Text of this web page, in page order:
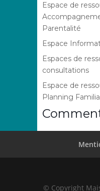
Espace de
Parentalité
Espace
Espaces de
consultations
Espace de
Planning
© Copyright